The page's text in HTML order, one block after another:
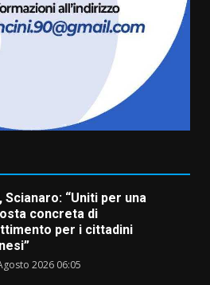
premiati gli studenti
del bando “La strada
2026 07:15
in festa, pienone sul
per Uccio De Santis: la
di Antonella Losavio
Scianaro: “Uniti per una
concreta di
per i cittadini
2026 06:05